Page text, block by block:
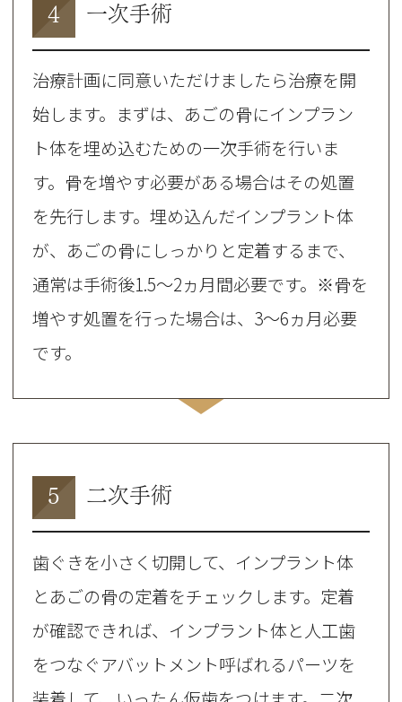
4 一次手術
治療計画に同意いただけましたら治療を開
始します。まずは、あごの骨にインプラン
ト体を埋め込むための一次手術を行いま
す。骨を増やす必要がある場合はその処置
を先行します。埋め込んだインプラント体
が、あごの骨にしっかりと定着するまで、
通常は手術後1.5〜2ヵ月間必要です。※骨を
増やす処置を行った場合は、3～6ヵ月必要
です。
5 二次手術
歯ぐきを小さく切開して、インプラント体
とあごの骨の定着をチェックします。定着
が確認できれば、インプラント体と人工歯
をつなぐアバットメント呼ばれるパーツを